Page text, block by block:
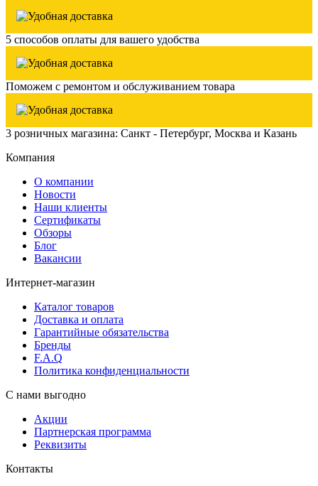
5 способов оплаты для вашего удобства
Поможем с ремонтом и обслуживанием товара
3 розничных магазина: Санкт - Петербург, Москва и Казань
Компания
О компании
Новости
Наши клиенты
Сертификаты
Обзоры
Блог
Вакансии
Интернет-магазин
Каталог товаров
Доставка и оплата
Гарантийные обязательства
Бренды
F.A.Q
Политика конфиденциальности
С нами выгодно
Акции
Партнерская программа
Реквизиты
Контакты